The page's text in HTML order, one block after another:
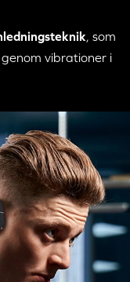
, som
vibrationer i